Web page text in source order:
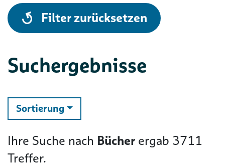
alle
Filter zurücksetzen
Suchergebnisse
Sortierung ändern
Ihre Suche nach Bücher ergab 3711
Treffer.